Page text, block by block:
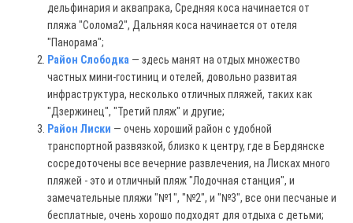
дельфинария и аквапрака, Средняя коса начинается от
пляжа "Солома2", Дальняя коса начинается от отеля
"Панорама";
Район Слободка — здесь манят на отдых множество
частных мини-гостиниц и отелей, довольно развитая
инфраструктура, несколько отличных пляжей, таких как
"Дзержинец", "Третий пляж" и другие;
Район Лиски — очень хороший район с удобной
транспортной развязкой, близко к центру, где в Бердянске
сосредоточены все вечерние развлечения, на Лисках много
пляжей - это и отличный пляж "Лодочная станция", и
замечательные пляжи "№1", "№2", и "№3", все они песчаные и
бесплатные, очень хорошо подходят для отдыха с детьми;